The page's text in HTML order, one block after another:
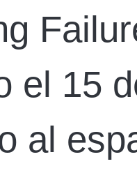
el 15
al